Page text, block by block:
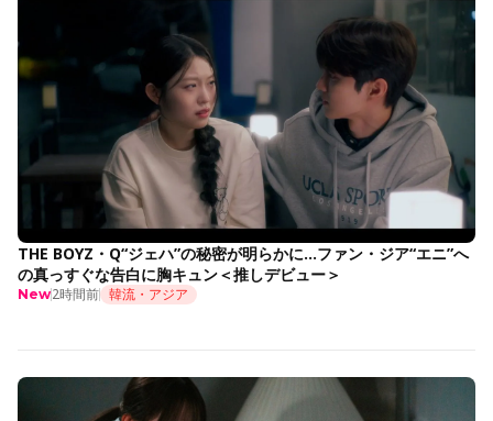
THE BOYZ・Q“ジェハ”の秘密が明らかに…ファン・ジア“エニ”へ
の真っすぐな告白に胸キュン＜推しデビュー＞
New2時間前 韓流・アジア